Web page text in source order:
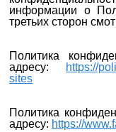
информации о
третьих сторон
Политика
адресу:
https://
sites
Политика
адресу: https://